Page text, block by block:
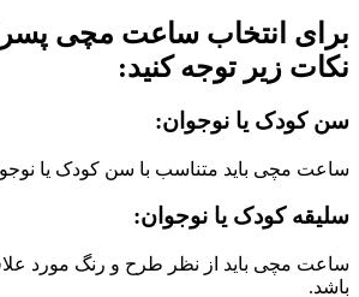
برای انتخاب ساعت مچی
نکات زیر توجه کنید:
سن کودک یا نوجوان:
ساعت مچی باید متناسب با سن کودک یا
سلیقه کودک یا نوجوان:
ساعت مچی باید از نظر طرح و رنگ مورد
باشد.